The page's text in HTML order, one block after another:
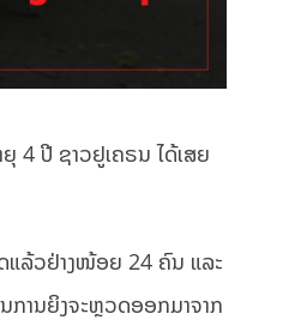
4 ປີ ຊາວຢູເຄຣນ ໄດ້ເສຍ
ແລ້ວຢ່າງໜ້ອຍ 24 ຄົນ ແລະ
ການຍິງຈະຫຼວດອອກມາຈາກ